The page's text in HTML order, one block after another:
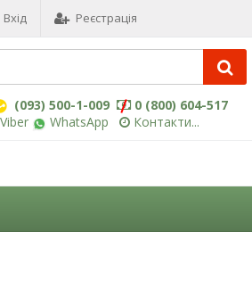
Вхід Реєстрація
(093) 500-1-009
0 (800) 604-517
Viber WhatsApp Контакти...